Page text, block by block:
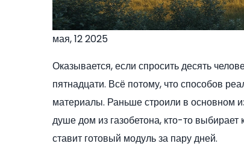
мая, 12 2025
Оказывается, если спросить десять
пятнадцати. Всё потому, что способов
материалы. Раньше строили в основном
душе дом из газобетона, кто-то
ставит готовый модуль за пару дней.